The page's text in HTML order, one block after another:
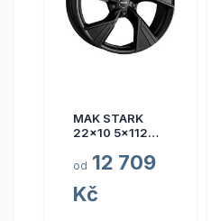
MAK STARK
22x10 5x112
od 12 709
Kč